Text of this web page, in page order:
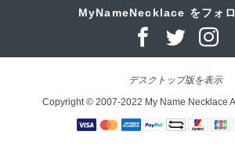
MyNameNecklace をフォ
デスクトップ版を表示
Copyright © 2007-2022 My Name Necklace